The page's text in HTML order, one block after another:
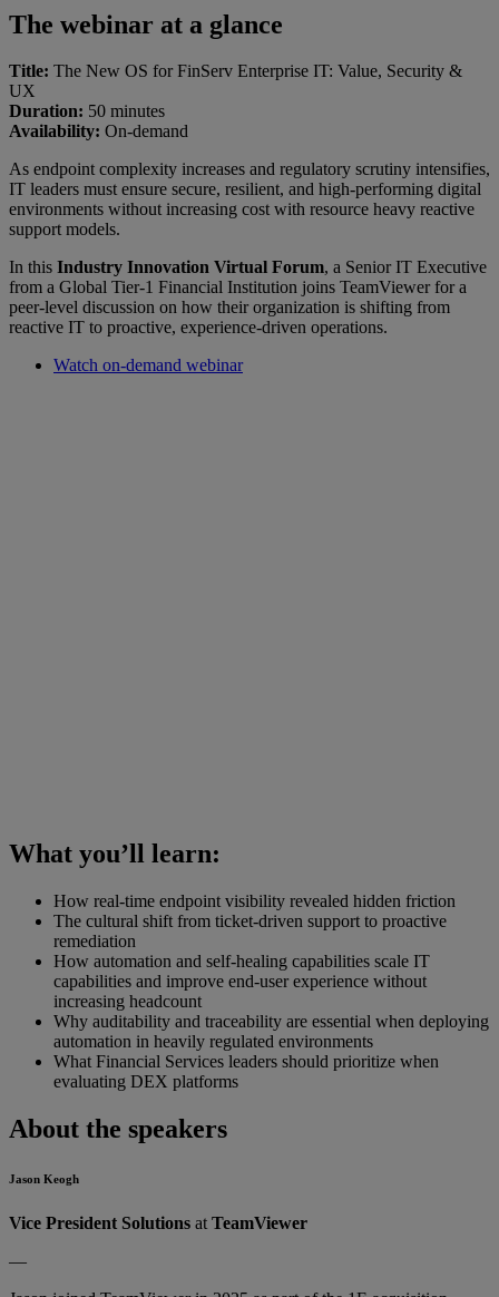
The webinar at a glance
Title: The New OS for FinServ Enterprise IT: Value, Security &
UX
Duration: 50 minutes
Availability: On-demand
As endpoint complexity increases and regulatory scrutiny intensifies,
IT leaders must ensure secure, resilient, and high-performing digital
environments without increasing cost with resource heavy reactive
support models.
In this Industry Innovation Virtual Forum, a Senior IT Executive
from a Global Tier-1 Financial Institution joins TeamViewer for a
peer-level discussion on how their organization is shifting from
reactive IT to proactive, experience-driven operations.
Watch on-demand webinar
What you’ll learn:
How real-time endpoint visibility revealed hidden friction
The cultural shift from ticket-driven support to proactive
remediation
How automation and self-healing capabilities scale IT
capabilities and improve end-user experience without
increasing headcount
Why auditability and traceability are essential when deploying
automation in heavily regulated environments
What Financial Services leaders should prioritize when
evaluating DEX platforms
About the speakers
Jason Keogh
Vice President Solutions at TeamViewer
—